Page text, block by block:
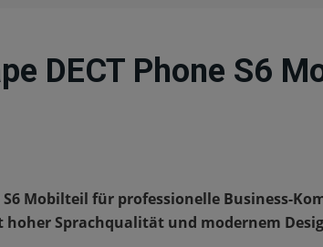
DECT Phone S6
S6 Mobilteil für professionelle Business-
hoher Sprachqualität und modernem